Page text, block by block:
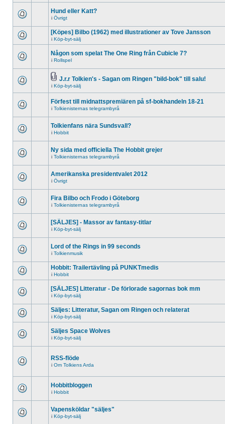
Hund eller Katt?
i Övrigt
[Köpes] Bilbo (1962) med illustrationer av Tove Jansson
i Köp-byt-sälj
Någon som spelat The One Ring från Cubicle 7?
i Rollspel
J.r.r Tolkien's - Sagan om Ringen "bild-bok" till salu!
i Köp-byt-sälj
Förfest till midnattspremiären på sf-bokhandeln 18-21
i Tolkienisternas telegrambyrå
Tolkienfans nära Sundsvall?
i Hobbit
Ny sida med officiella The Hobbit grejer
i Tolkienisternas telegrambyrå
Amerikanska presidentvalet 2012
i Övrigt
Fira Bilbo och Frodo i Göteborg
i Tolkienisternas telegrambyrå
[SÄLJES] - Massor av fantasy-titlar
i Köp-byt-sälj
Lord of the Rings in 99 seconds
i Tolkienmusik
Hobbit: Trailertävling på PUNKTmedis
i Hobbit
[SÄLJES] Litteratur - De förlorade sagornas bok mm
i Köp-byt-sälj
Säljes: Litteratur, Sagan om Ringen och relaterat
i Köp-byt-sälj
Säljes Space Wolves
i Köp-byt-sälj
RSS-flöde
i Om Tolkiens Arda
Hobbitbloggen
i Hobbit
Vapensköldar "säljes"
i Köp-byt-sälj